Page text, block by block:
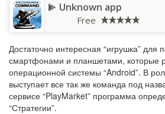
Unknown app
Free
Достаточно интересная “игрушка” для
смартфонами и планшетами, которые
операционной системы “Android”. В
выступает все так же команда под
сервисе “PlayMarket” программа
“Стратегии”.